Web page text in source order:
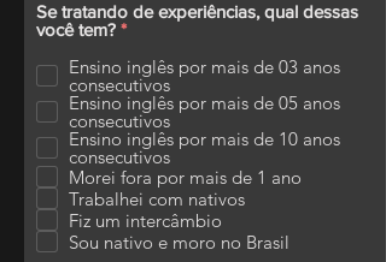
Se tratando de experiências, qual dessas
você tem? *O
r
g
a
t
ó
r
i
o
Ensino inglês por mais de 03 anos
consecutivos
Ensino inglês por mais de 05 anos
consecutivos
Ensino inglês por mais de 10 anos
consecutivos
Morei fora por mais de 1 ano
Trabalhei com nativos
Fiz um intercâmbio
Sou nativo e moro no Brasil